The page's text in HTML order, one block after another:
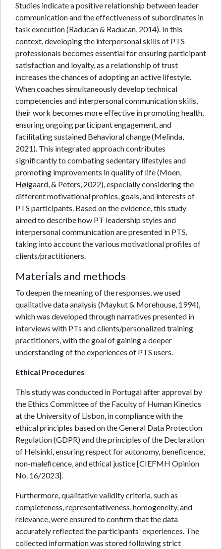
Studies indicate a positive relationship between leader
communication and the effectiveness of subordinates in
task execution (Raducan & Raducan, 2014). In this
context, developing the interpersonal skills of PTS
professionals becomes essential for ensuring participant
satisfaction and loyalty, as a relationship of trust
increases the chances of adopting an active lifestyle.
When coaches simultaneously develop technical
competencies and interpersonal communication skills,
their work becomes more effective in promoting health,
ensuring ongoing participant engagement, and
facilitating sustained Behavioral change (Melinda,
2021). This integrated approach contributes
significantly to combating sedentary lifestyles and
promoting improvements in quality of life (Moen,
Høigaard, & Peters, 2022), especially considering the
different motivational profiles, goals, and interests of
PTS participants. Based on the evidence, this study
aimed to describe how PT leadership styles and
interpersonal communication are presented in PTS,
taking into account the various motivational profiles of
clients/practitioners.
Materials and methods
To deepen the meaning of the responses, we used
qualitative data analysis (Maykut & Morehouse, 1994),
which was developed through narratives presented in
interviews with PTs and clients/personalized training
practitioners, with the goal of gaining a deeper
understanding of the experiences of PTS users.
Ethical Procedures
This study was conducted in Portugal after approval by
the Ethics Committee of the Faculty of Human Kinetics
at the University of Lisbon, in compliance with the
ethical principles based on the General Data Protection
Regulation (GDPR) and the principles of the Declaration
of Helsinki, ensuring respect for autonomy, beneficence,
non-maleficence, and ethical justice [CIEFMH Opinion
No. 16/2023].
Furthermore, qualitative validity criteria, such as
completeness, representativeness, homogeneity, and
relevance, were ensured to confirm that the data
accurately reflected the participants' experiences. The
collected information was stored following strict